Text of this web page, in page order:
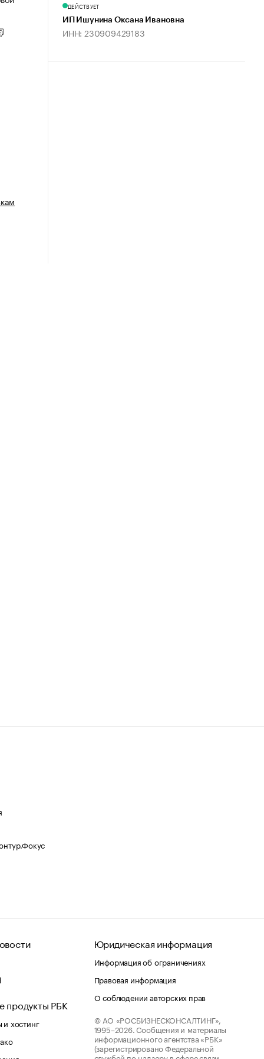
ДЕЙСТВУЕТ
ИП Ишунина Оксана Ивановна
ИНН: 230909429183
продукты РБК
хостинг
Юридическая информация
Информация об ограничениях
Правовая информация
О соблюдении авторских прав
© АО «РОСБИЗНЕСКОНСАЛТИНГ»,
1995–2026. Сообщения и материалы
информационного агентства «РБК»
(зарегистрировано Федеральной